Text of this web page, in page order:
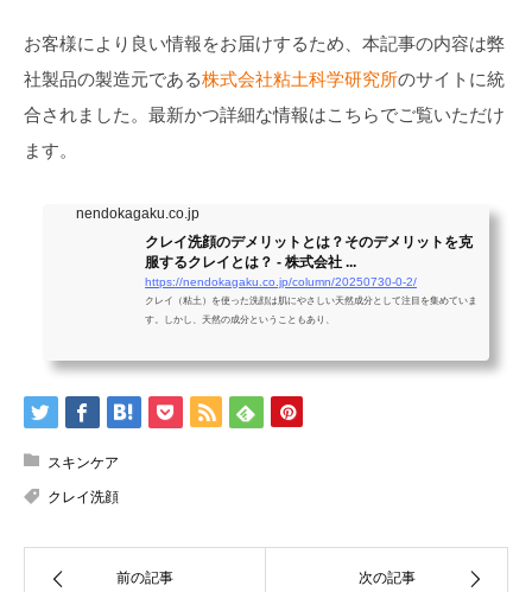
お客様により良い情報をお届けするため、本記事の内容は弊
社製品の製造元である株式会社粘土科学研究所のサイトに統
合されました。最新かつ詳細な情報はこちらでご覧いただけ
ます。
nendokagaku.co.jp
クレイ洗顔のデメリットとは？そのデメリットを克
服するクレイとは？ - 株式会社 ...
https://nendokagaku.co.jp/column/20250730-0-2/
クレイ（粘土）を使った洗顔は肌にやさしい天然成分として注目を集めていま
す。しかし、天然の成分ということもあり、
スキンケア
クレイ洗顔
前の記事 次の記事